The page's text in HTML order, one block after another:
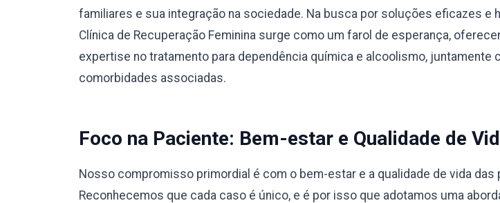
familiares e sua integração na sociedade. Na busca por soluções eficazes e
Clínica de Recuperação Feminina surge como um farol de esperança,
expertise no tratamento para dependência química e alcoolismo, juntamente
comorbidades associadas.
Foco na Paciente: Bem-estar e Qualidade de
Nosso compromisso primordial é com o bem-estar e a qualidade de vida das
Reconhecemos que cada caso é único, e é por isso que adotamos uma